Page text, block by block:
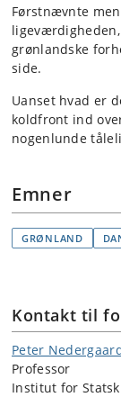
Førstnævnte
grønlandske
side.
Uanset hvad er
koldfront ind
nogenlunde
Emner
GRØNLAND
Kontakt til
Peter
Professor
Institut for